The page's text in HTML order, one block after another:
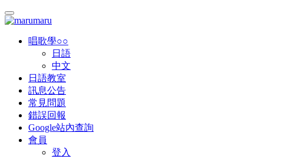
唱歌學○○
日語
中文
日語教室
訊息公告
常見問題
錯誤回報
Google站內查詢
會員
登入